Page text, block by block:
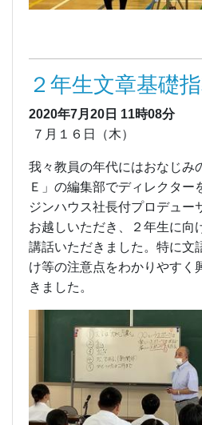
２年生文章基礎
2020年7月20日 11時08分
７月１６日（木）
我々教員の年代にはおなじみ
Ｅ」の編集部でディレクター
ジンハウス社長付プロデュー
お越しいただき、２年生に向
講話いただきました。特に文
け等の注意点をわかりやすく
きました。